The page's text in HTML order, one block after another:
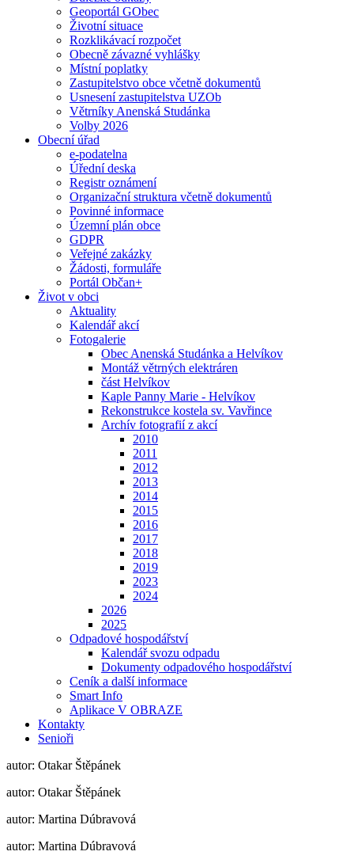
Geoportál GObec
Životní situace
Rozklikávací rozpočet
Obecně závazné vyhlášky
Místní poplatky
Zastupitelstvo obce včetně dokumentů
Usnesení zastupitelstva UZOb
Větrníky Anenská Studánka
Volby 2026
Obecní úřad
e-podatelna
Úřední deska
Registr oznámení
Organizační struktura včetně dokumentů
Povinné informace
Územní plán obce
GDPR
Veřejné zakázky
Žádosti, formuláře
Portál Občan+
Život v obci
Aktuality
Kalendář akcí
Fotogalerie
Obec Anenská Studánka a Helvíkov
Montáž větrných elektráren
část Helvíkov
Kaple Panny Marie - Helvíkov
Rekonstrukce kostela sv. Vavřince
Archív fotografií z akcí
2010
2011
2012
2013
2014
2015
2016
2017
2018
2019
2023
2024
2026
2025
Odpadové hospodářství
Kalendář svozu odpadu
Dokumenty odpadového hospodářství
Ceník a další informace
Smart Info
Aplikace V OBRAZE
Kontakty
Senioři
autor: Otakar Štěpánek
autor: Otakar Štěpánek
autor: Martina Dúbravová
autor: Martina Dúbravová